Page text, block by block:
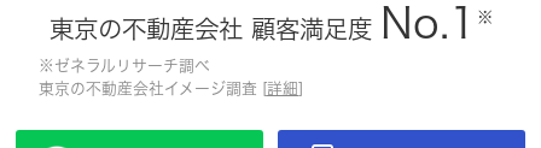
東京の不動産会社 顧客満足度 No.1 ※
※ゼネラルリサーチ調べ
東京の不動産会社イメージ調査 [詳細]